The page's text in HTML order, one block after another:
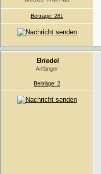
Beiträge: 281
Briedel
Anfänger
Beiträge: 2